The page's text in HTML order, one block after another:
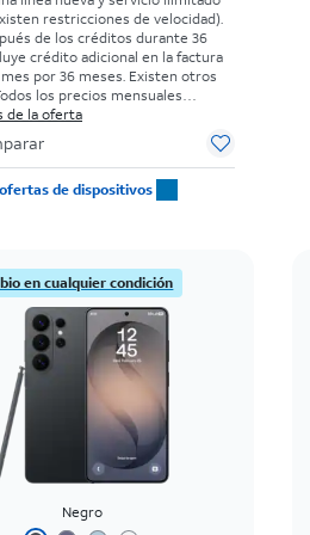
restricciones de velocidad).
de los créditos durante 36
crédito adicional en la factura
mes por 36 meses. Existen otros
los precios mensuales
acuerdo de pago en cuotas de
tasa de interés anual (APR) del
inicial para clientes elegibles y
antecedentes. El impuesto sobre
venta normal se paga al momento
de la oferta
de dispositivos
en cualquier condición
Negro